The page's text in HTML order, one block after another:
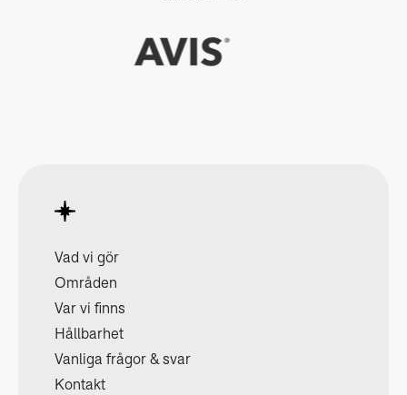
Vad vi gör
Områden
Var vi finns
Hållbarhet
Vanliga frågor & svar
Kontakt